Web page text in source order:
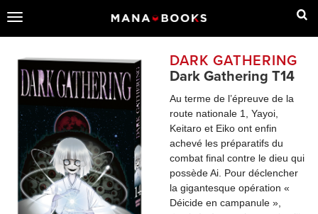
Toggle
navigation
DARK GATHERING
Dark Gathering T14
Au terme de l’épreuve de la
route nationale 1, Yayoi,
Keitaro et Eiko ont enfin
achevé les préparatifs du
combat final contre le dieu qui
possède Ai. Pour déclencher
la gigantesque opération «
Déicide en campanule »,